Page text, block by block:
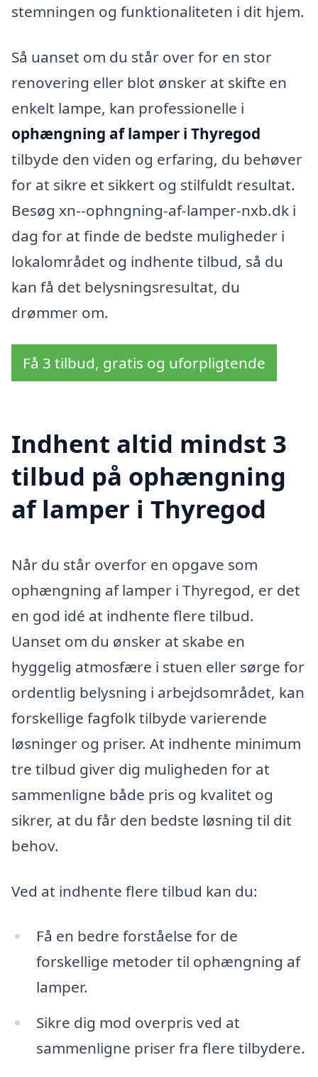
stemningen og funktionaliteten i dit hjem.
Så uanset om du står over for en stor
renovering eller blot ønsker at skifte en
enkelt lampe, kan professionelle i
ophængning af lamper i Thyregod
tilbyde den viden og erfaring, du behøver
for at sikre et sikkert og stilfuldt resultat.
Besøg xn--ophngning-af-lamper-nxb.dk i
dag for at finde de bedste muligheder i
lokalområdet og indhente tilbud, så du
kan få det belysningsresultat, du
drømmer om.
Få 3 tilbud, gratis og uforpligtende
Indhent altid mindst 3
tilbud på ophængning
af lamper i Thyregod
Når du står overfor en opgave som
ophængning af lamper i Thyregod, er det
en god idé at indhente flere tilbud.
Uanset om du ønsker at skabe en
hyggelig atmosfære i stuen eller sørge for
ordentlig belysning i arbejdsområdet, kan
forskellige fagfolk tilbyde varierende
løsninger og priser. At indhente minimum
tre tilbud giver dig muligheden for at
sammenligne både pris og kvalitet og
sikrer, at du får den bedste løsning til dit
behov.
Ved at indhente flere tilbud kan du:
Få en bedre forståelse for de
forskellige metoder til ophængning af
lamper.
Sikre dig mod overpris ved at
sammenligne priser fra flere tilbydere.